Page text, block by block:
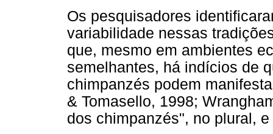
Os pesquisadores
variabilidade nessas
que, mesmo em ambientes
semelhantes, há indícios de
chimpanzés podem
& Tomasello, 1998;
dos chimpanzés", no plural,